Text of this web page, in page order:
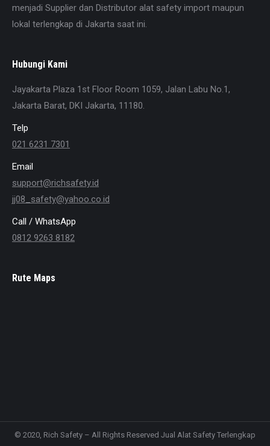
menjadi Supplier dan Distributor alat safety import maupun
lokal terlengkap di Jakarta saat ini.
Hubungi Kami
Jayakarta Plaza 1st Floor Room 1059, Jalan Labu No.1,
Jakarta Barat, DKI Jakarta, 11180.
Telp
021 6231 7301
Email
support@richsafety.id
jj08_safety@yahoo.co.id
Call / WhatsApp
0812 9263 8182
Rute Maps
© 2020, Rich Safety – All Rights Reserved Jual Alat Safety Terlengkap